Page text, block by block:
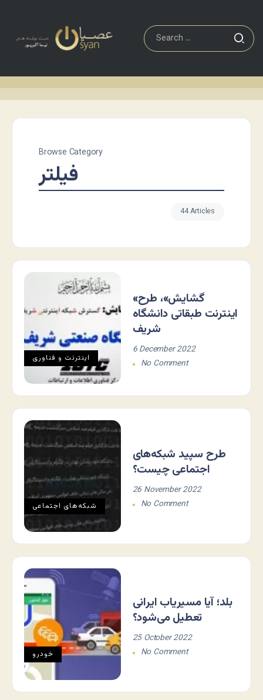
Browse Category
فيلتر
44 Articles
اينترنت و فناوری
«گشایش»، طرح
اینترنت طبقاتی دانشگاه
شریف
6 December 2022
No Comment
شبکه‌های اجتماعی
طرح سپید شبکه‌های
اجتماعی چیست؟
26 November 2022
No Comment
خودرو
بلد؛ آیا مسیر‌یاب ایرانی
تعطیل می‌شود؟
25 October 2022
No Comment